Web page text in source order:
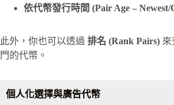
依代幣發行時間 (Pair Age – Newest/
此外，你也可以透過 排名 (Rank Pairs) 來
門的代幣。
個人化選擇與廣告代幣